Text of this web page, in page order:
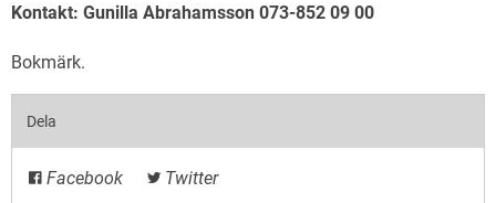
Kontakt: Gunilla Abrahamsson 073-852 09 00
Bokmärk.
Dela
Facebook Twitter